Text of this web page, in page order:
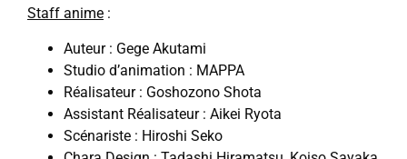
Staff anime :
Auteur : Gege Akutami
Studio d’animation : MAPPA
Réalisateur : Goshozono Shota
Assistant Réalisateur : Aikei Ryota
Scénariste : Hiroshi Seko